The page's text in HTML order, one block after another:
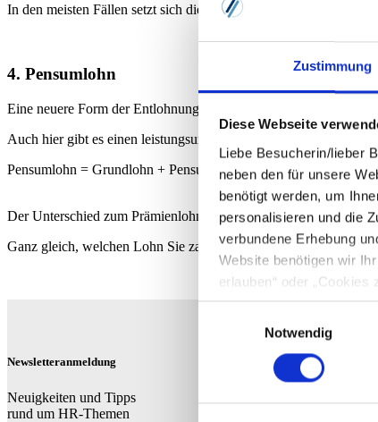
Zustimmung
Diese Webseite
Liebe Besucherin/lieber
neben den für unsere
benötigt werden, um
personalisieren und die
verbundene Erhebung
Website benötigen wir
erlauben“ oder
Cookie-Optionen finden
Hinweis zur
49 Abs. 1 S. 1 lit. a)
Notwendig
In den meisten Fällen setzt sich die Prämienentlohnung
4. Pensumlohn
Eine neuere Form der Entlohnung ist der Pensumlohn, der
Auch hier gibt es einen leistungsunabhängigen Grundlohn und
Pensumlohn = Grundlohn + Pensumanteil
Der Unterschied zum Prämienlohn liegt darin, dass sich der
Ganz gleich, welchen Lohn Sie zahlen – wie stellen Sie die
Newsletteranmeldung
Neuigkeiten und Tipps
rund um HR-Themen